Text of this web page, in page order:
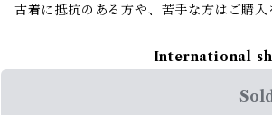
古着に抵抗のある方や、苦手な方はご購入
International